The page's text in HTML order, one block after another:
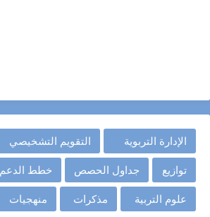
الإدارة التربوية التقويم التشخيصي
توازيع جداول الحصص خطط الدعم
علوم التربية مذكرات منهجيات